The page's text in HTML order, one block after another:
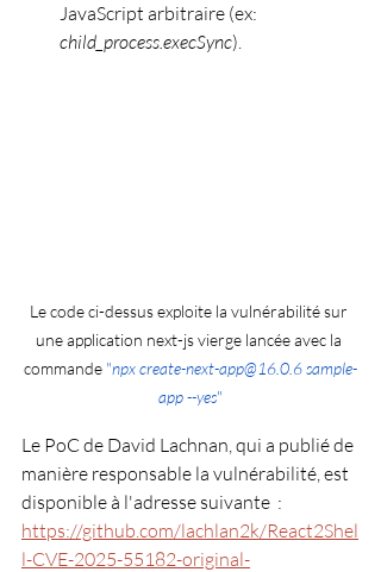
JavaScript arbitraire (ex:
child_process.execSync).
Le code ci-dessus exploite la vulnérabilité sur
une application next-js vierge lancée avec la
commande "npx create-next-app@16.0.6 sample-
app --yes"
Le PoC de David Lachnan, qui a publié de
manière responsable la vulnérabilité, est
disponible à l'adresse suivante  :
https://github.com/lachlan2k/React2Shel
l-CVE-2025-55182-original-